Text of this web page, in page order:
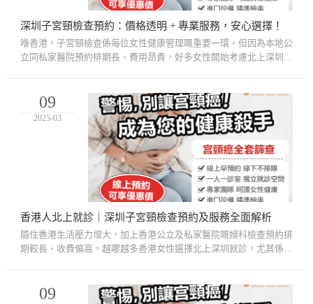
深圳子宮頸檢查預約：價格透明 + 專業服務，安心選擇！
喺香港，子宮頸檢查係每位女性健康管理嘅重要一環，但因為本地公
立同私家醫院預約排期長、費用昂貴，好多女性開始考慮北上深圳就
09
2025-03
香港人北上就診｜深圳子宮頸檢查預約及服務全面解析
隨住香港生活壓力增大，加上香港公立及私家醫院嘅婦科檢查預約排
期較長、收費偏高，越嚟越多香港女性選擇北上深圳就診，尤其係子
09